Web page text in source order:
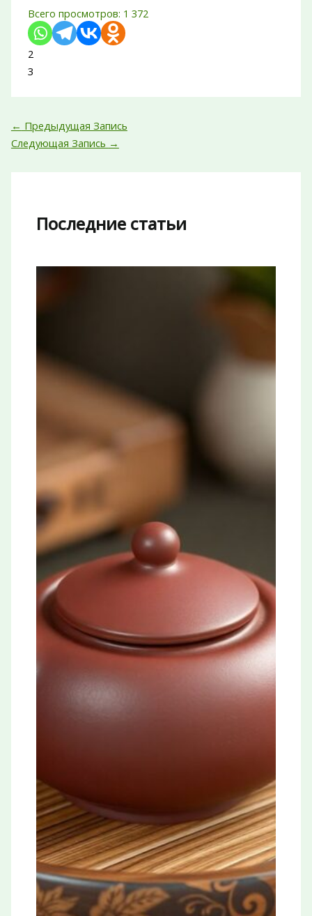
Всего просмотров: 1 372
2
3
← Предыдущая Запись
Следующая Запись →
Последние статьи